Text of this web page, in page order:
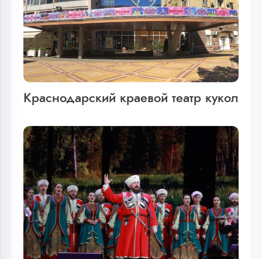
Краснодарский краевой театр кукол